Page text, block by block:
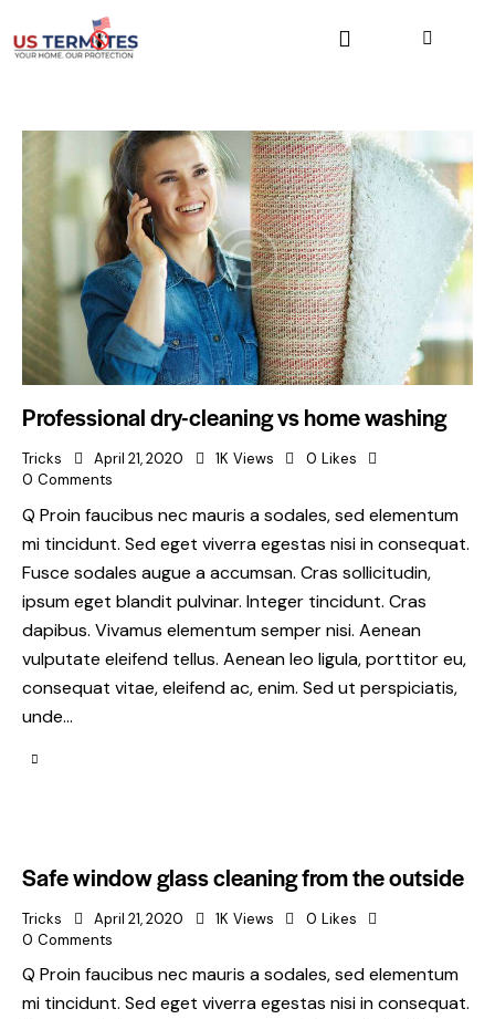
Professional dry-cleaning vs home washing
Tricks April 21, 2020 1K Views 0 Likes
0 Comments
Q Proin faucibus nec mauris a sodales, sed elementum
mi tincidunt. Sed eget viverra egestas nisi in consequat.
Fusce sodales augue a accumsan. Cras sollicitudin,
ipsum eget blandit pulvinar. Integer tincidunt. Cras
dapibus. Vivamus elementum semper nisi. Aenean
vulputate eleifend tellus. Aenean leo ligula, porttitor eu,
consequat vitae, eleifend ac, enim. Sed ut perspiciatis,
unde…
Safe window glass cleaning from the outside
Tricks April 21, 2020 1K Views 0 Likes
0 Comments
Q Proin faucibus nec mauris a sodales, sed elementum
mi tincidunt. Sed eget viverra egestas nisi in consequat.